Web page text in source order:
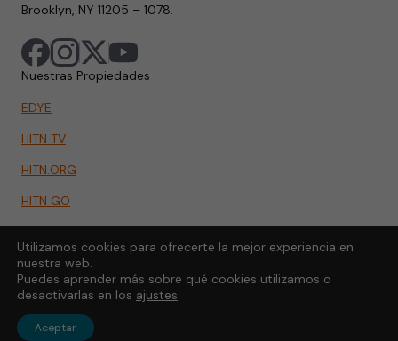
Brooklyn, NY 11205 – 1078.
Nuestras Propiedades
EDYE
HITN TV
HITN.ORG
HITN GO
Utilizamos cookies para ofrecerte la mejor experiencia en
nuestra web.
Puedes aprender más sobre qué cookies utilizamos o
desactivarlas en los ajustes.
Aceptar